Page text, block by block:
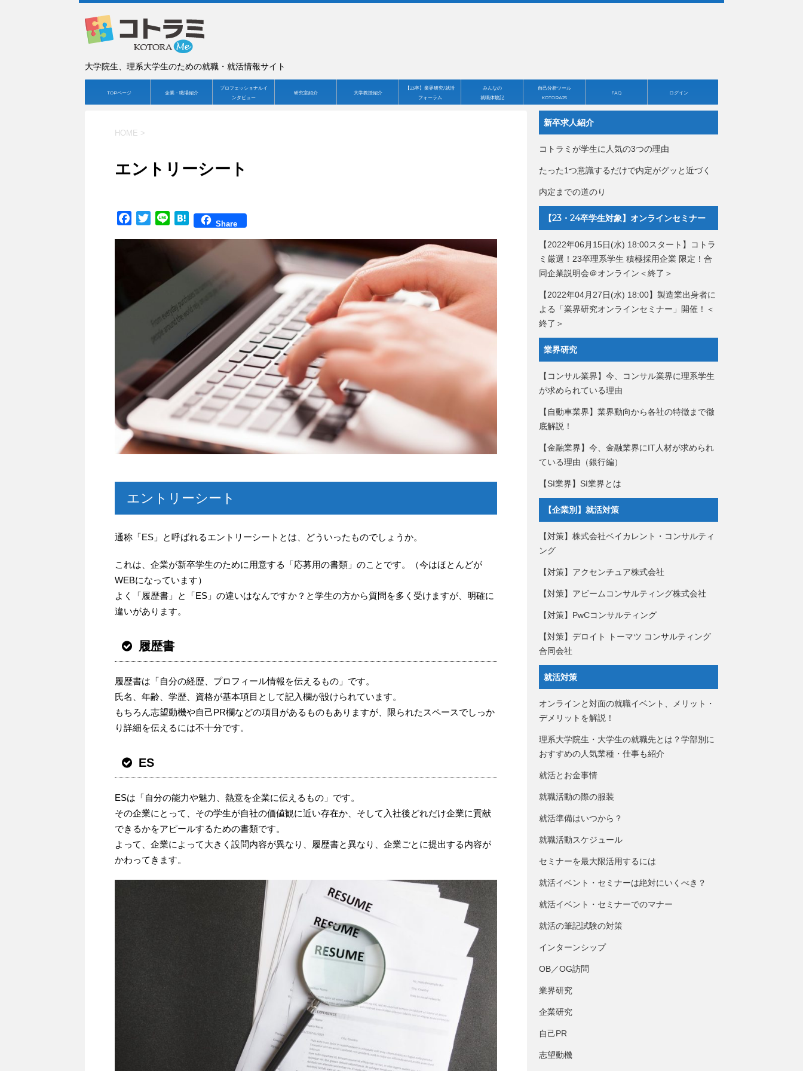
大学院生、理系大学生のための就職・就活情報サイト
TOPページ 企業・職場紹介
プロフェッショナルイ
ンタビュー
研究室紹介 大学教授紹介
【23卒】業界研究/就活
フォーラム
みんなの
就職体験記
自己分析ツール
KOTORA25
FAQ ログイン
HOME >
エントリーシート
o
e
H
e
Share
エントリーシート
通称「ES」と呼ばれるエントリーシートとは、どういったものでしょうか。
これは、企業が新卒学生のために用意する「応募用の書類」のことです。（今はほとんどが
WEBになっています）
よく「履歴書」と「ES」の違いはなんですか？と学生の方から質問を多く受けますが、明確に
違いがあります。
履歴書
履歴書は「自分の経歴、プロフィール情報を伝えるもの」です。
氏名、 年齢、学歴、資格が基本項目として記入欄が設けられています。
もちろん志望動機や自己PR欄などの項目があるものもありますが、限られたスペースでしっか
り詳細を伝えるには不十分です。
ES
ESは「自分の能力や魅力、熱意を企業に伝えるもの」です。
その企業にとって、その学生が自社の価値観に近い存在か、そして入社後どれだけ企業に貢献
できるかをアピールするための書類です。
よって、企業によって大きく設問内容が異なり、履歴書と異なり、企業ごとに提出する内容が
かわってきます。
新卒求人紹介
コトラミが学生に人気の3つの理由
たった1つ意識するだけで内定がグッと近づく
内定までの道のり
【23・24卒学生対象】オンラインセミナー
【2022年06月15日(水) 18:00スタート】コトラ
ミ厳選！23卒理系学生 積極採用企業 限定！合
同企業説明会＠オンライン＜終了＞
【2022年04月27日(水) 18:00】製造業出身者に
よる「業界研究オンラインセミナー」開催！＜
終了＞
業界研究
【コンサル業界】今、コンサル業界に理系学生
が求められている理由
【自動車業界】業界動向から各社の特徴まで徹
底解説！
【金融業界】今、金融業界にIT人材が求められ
ている理由（銀行編）
【SI業界】SI業界とは
【企業別】就活対策
【対策】株式会社ベイカレント・コンサルティ
ング
【対策】アクセンチュア株式会社
【対策】アビームコンサルティング株式会社
【対策】PwCコンサルティング
【対策】デロイト トーマツ コンサルティング
合同会社
就活対策
オンラインと対面の就職イベント、メリット・
デメリットを解説！
理系大学院生・大学生の就職先とは？学部別に
おすすめの人気業種・仕事も紹介
就活とお金事情
就職活動の際の服装
就活準備はいつから？
就職活動スケジュール
セミナーを最大限活用するには
就活イベント・セミナーは絶対にいくべき？
就活イベント・セミナーでのマナー
就活の筆記試験の対策
インターンシップ
OB／OG訪問
業界研究
企業研究
自己PR
志望動機